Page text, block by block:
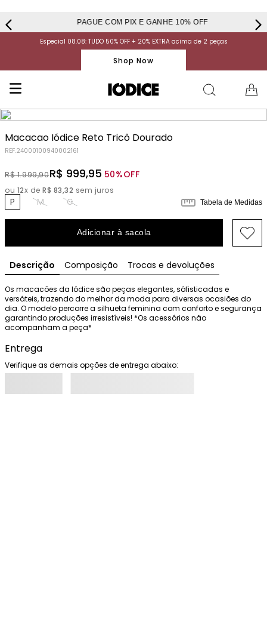
PAGUE COM PIX E GANHE 10% OFF
Especial 08.08: TUDO 50% OFF + 20% EXTRA acima de 2 peças
Shop Now
Macacao Iódice Reto Tricô Dourado
REF.24000100940002161
R$ 1.999,90R$ 999,95 50%OFF
ou 12x de R$ 83,32 sem juros
P M G Tabela de Medidas
Adicionar à sacola
Descrição Composição Trocas e devoluções
Os macacões da Iódice são peças elegantes, sófisticadas e
versáteis, trazendo do melhor da moda para diversas ocasiões do
dia. O modelo percorre a silhueta feminina com conforto e segurança
garantindo produções irresistíveis! *Os acessórios não
acompanham a peça*
Entrega
Verifique as demais opções de entrega abaixo: